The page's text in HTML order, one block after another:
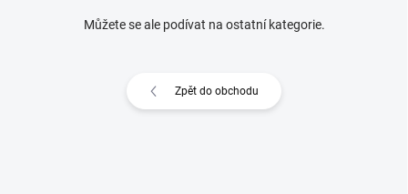
Můžete se ale podívat na ostatní kategorie.
Zpět do obchodu